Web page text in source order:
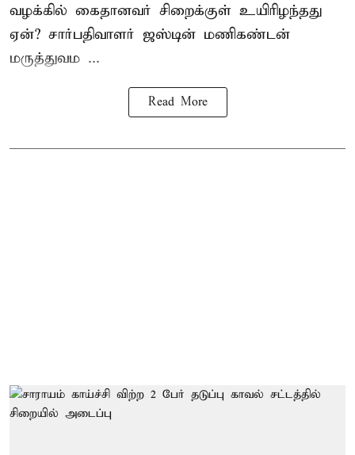
வழக்கில் கைதானவர் சிறைக்குள் உயிரிழந்தது
ஏன்? சார்பதிவாளர் ஜஸ்டின் மணிகண்டன்
மருத்துவம ...
Read More